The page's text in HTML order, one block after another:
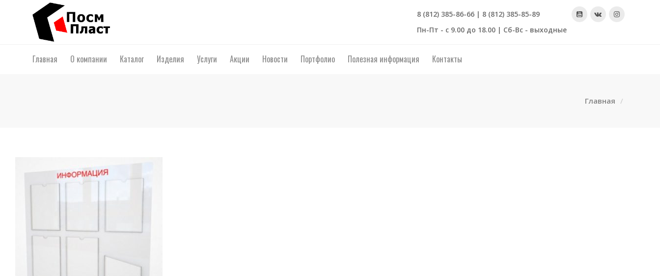
8 (812) 385-86-66 | 8 (812) 385-85-89
Пн-Пт - с 9.00 до 18.00 | Сб-Вс - выходные
Главная О компании Каталог Изделия Услуги Акции Новости Портфолио Полезная информация Контакты
Главная